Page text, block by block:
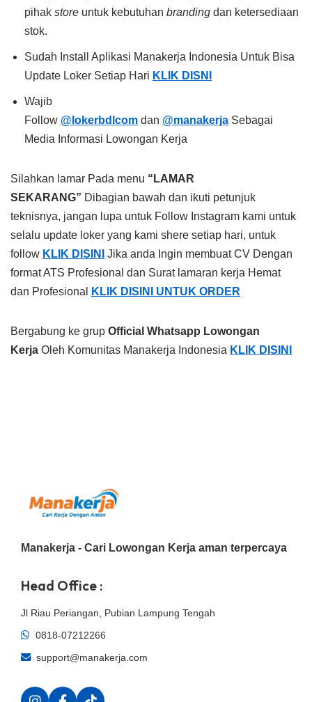
pihak store untuk kebutuhan branding dan ketersediaan
stok.
Sudah Install Aplikasi Manakerja Indonesia Untuk Bisa
Update Loker Setiap Hari KLIK DISNI
Wajib
Follow @lokerbdlcom dan @manakerja Sebagai
Media Informasi Lowongan Kerja
Silahkan lamar Pada menu “LAMAR
SEKARANG” Dibagian bawah dan ikuti petunjuk
teknisnya, jangan lupa untuk Follow Instagram kami untuk
selalu update loker yang kami shere setiap hari, untuk
follow KLIK DISINI
Jika anda Ingin membuat CV Dengan
format ATS Profesional dan Surat lamaran kerja Hemat
dan Profesional
KLIK DISINI UNTUK ORDER
Bergabung ke grup Official Whatsapp Lowongan
Kerja Oleh Komunitas Manakerja Indonesia KLIK DISINI
Manakerja - Cari Lowongan Kerja aman terpercaya
Head Office :
Jl Riau Periangan, Pubian Lampung Tengah
0818-07212266
support@manakerja.com